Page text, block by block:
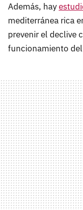
Además, hay
mediterránea rica
prevenir el declive
funcionamiento del